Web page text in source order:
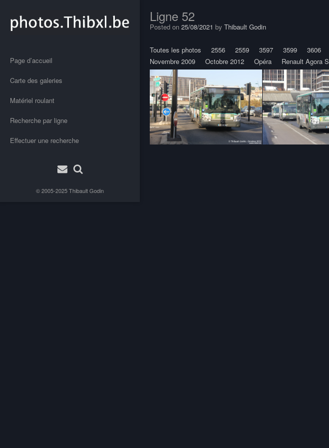
Page d’accueil
Carte des galeries
Matériel roulant
Recherche par ligne
Effectuer une recherche
© 2005-2025Thibault Godin
Ligne 52
Posted on 25/08/2021 by Thibault Godin
Toutes les photos 2556 2559 3597 3599 3606
Novembre 2009
Octobre 2012 Opéra Renault Agora S